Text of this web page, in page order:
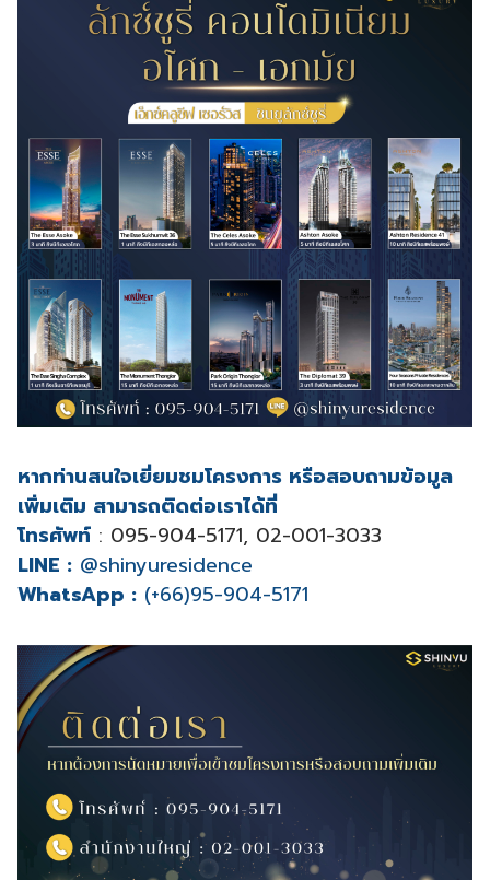
หากท่านสนใจเยี่ยมชมโครงการ หรือสอบถามข้อมูล
เพิ่มเติม สามารถติดต่อเราได้ที่
โทรศัพท์ : 095-904-5171, 02-001-3033
LINE : @shinyuresidence
WhatsApp : (+66)95-904-5171